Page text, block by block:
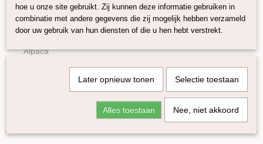
Soort Garen
Wol
Alpaca
Sorteer op:
hoe u onze site gebruikt. Zij kunnen deze informatie gebruiken in
combinatie met andere gegevens die zij mogelijk hebben verzameld
door uw gebruik van hun diensten of die u hen hebt verstrekt.
Later opnieuw tonen Selectie toestaan
Alles toestaan Nee, niet akkoord